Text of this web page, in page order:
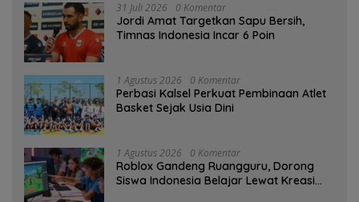
31 Juli 2026 0 Komentar
Jordi Amat Targetkan Sapu Bersih,
Timnas Indonesia Incar 6 Poin
1 Agustus 2026 0 Komentar
Perbasi Kalsel Perkuat Pembinaan Atlet
Basket Sejak Usia Dini
1 Agustus 2026 0 Komentar
Roblox Gandeng Ruangguru, Dorong
Siswa Indonesia Belajar Lewat Kreasi